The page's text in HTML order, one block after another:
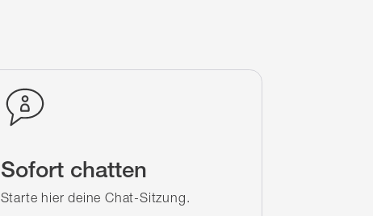
Sofort chatten
Starte hier deine Chat-Sitzung.